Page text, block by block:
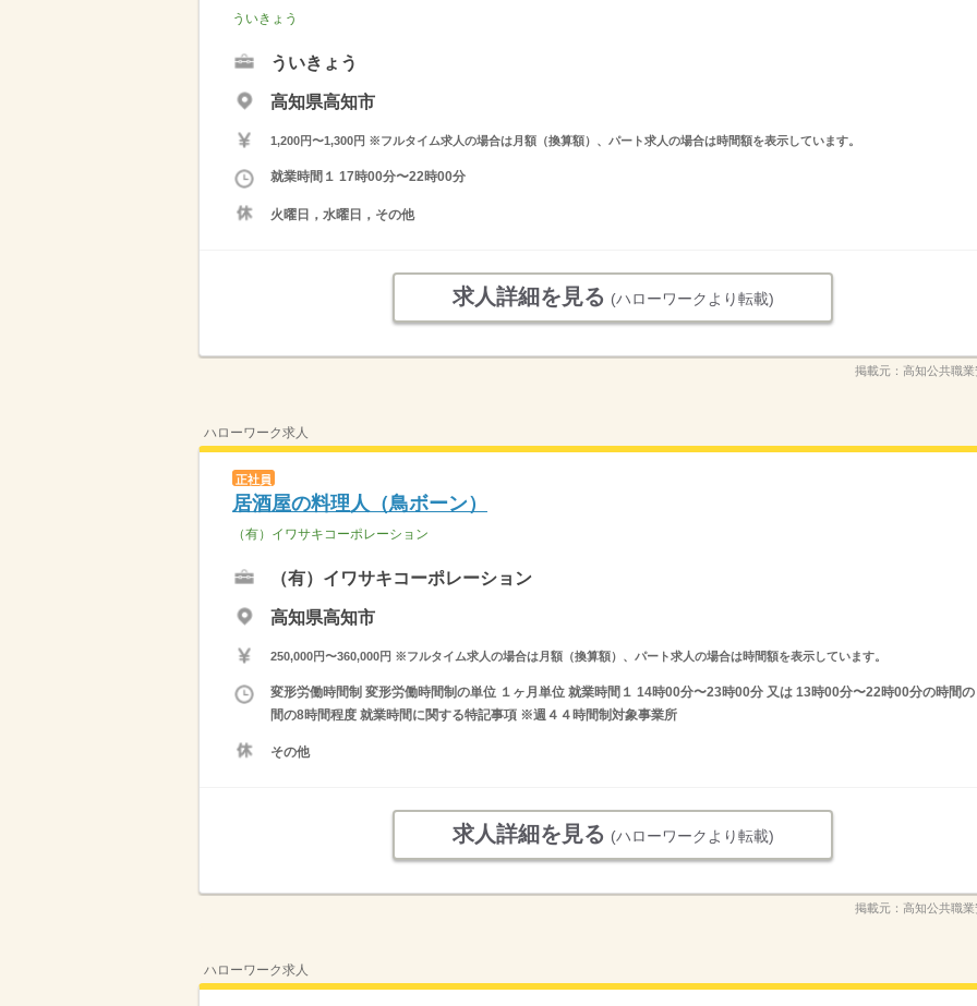
ういきょう
ういきょう
高知県高知市
1,200円〜1,300円 ※フルタイム求人の場合は月額（換算額）、パート求人の場合は時間額を表示しています。
就業時間１ 17時00分〜22時00分
火曜日，水曜日，その他
求人詳細を見る (ハローワークより転載)
掲載元： 高知公共職
ハローワーク求人
正社員
居酒屋の料理人（鳥ボーン）
（有）イワサキコーポレーション
（有）イワサキコーポレーション
高知県高知市
250,000円〜360,000円 ※フルタイム求人の場合は月額（換算額）、パート求人の場合は時間額を表示しています。
変形労働時間制 変形労働時間制の単位 １ヶ月単位 就業時間１ 14時00分〜23時00分 又は 13時00分〜22時00分の時間の
間の8時間程度 就業時間に関する特記事項 ※週４４時間制対象事業所
その他
求人詳細を見る (ハローワークより転載)
掲載元： 高知公共職
ハローワーク求人